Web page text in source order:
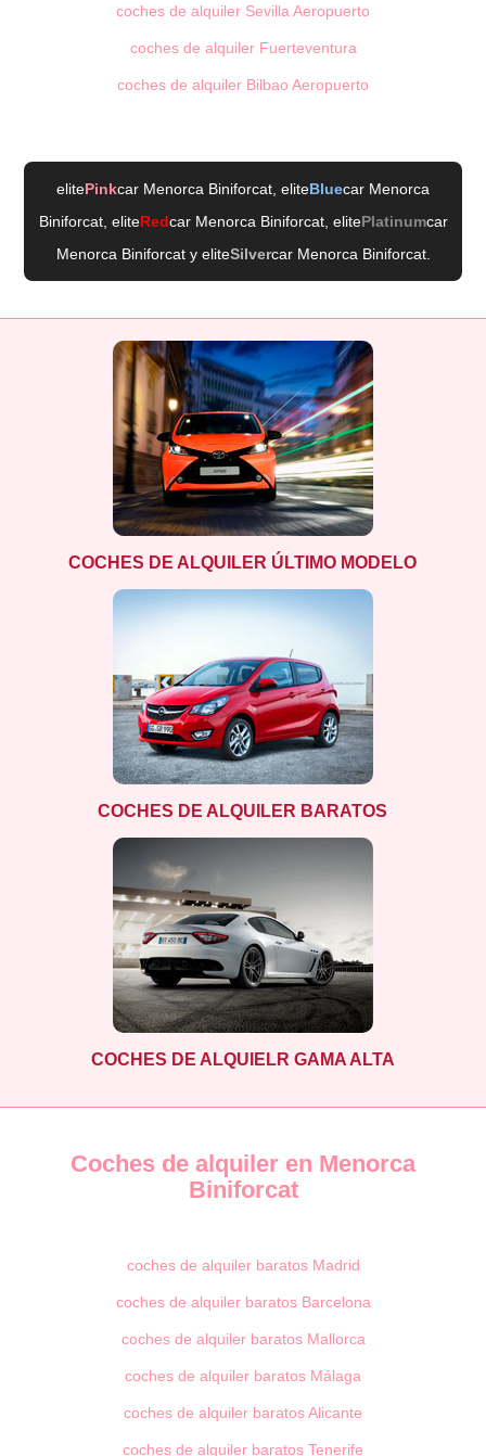
coches de alquiler Sevilla Aeropuerto
coches de alquiler Fuerteventura
coches de alquiler Bilbao Aeropuerto
elitePinkcar Menorca Biniforcat , eliteBluecar Menorca
Biniforcat, eliteRedcar Menorca Biniforcat, elitePlatinumcar
Menorca Biniforcaty eliteSilvercar Menorca Biniforcat.
COCHES DE ALQUILER ÚLTIMO MODELO
COCHES DE ALQUILER BARATOS
COCHES DE ALQUIELR GAMA ALTA
Coches de alquiler en Menorca
Biniforcat
coches de alquiler baratos Madrid
coches de alquiler baratos Barcelona
coches de alquiler baratos Mallorca
coches de alquiler baratos Málaga
coches de alquiler baratos Alicante
coches de alquiler baratos Tenerife